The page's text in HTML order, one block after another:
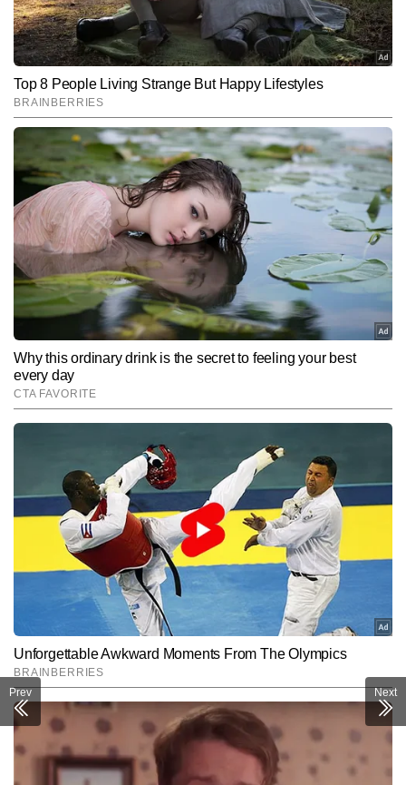
चुके हैं।
Subscribe to our daily Newsletter!
SUBMIT
Prev Next